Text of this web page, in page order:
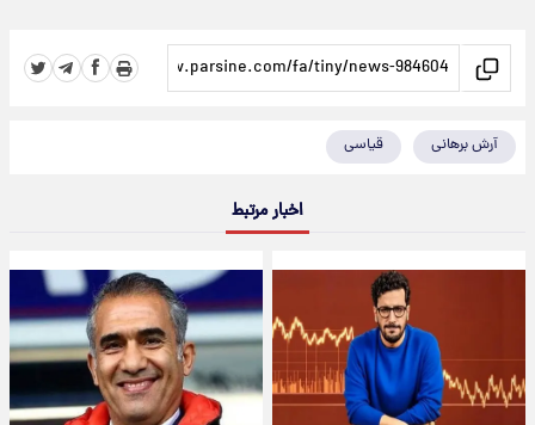
آرش برهانی قیاسی
اخبار مرتبط